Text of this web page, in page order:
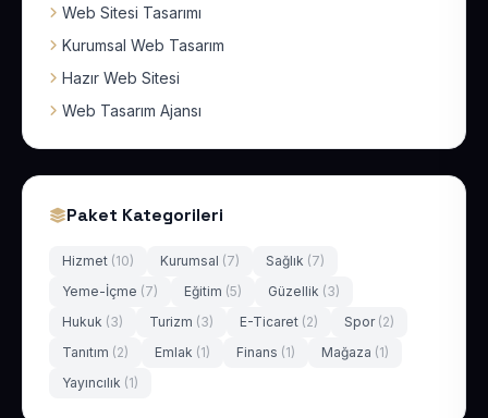
Web Sitesi Tasarımı
Kurumsal Web Tasarım
Hazır Web Sitesi
Web Tasarım Ajansı
Paket Kategorileri
Hizmet (10) Kurumsal (7) Sağlık (7)
Yeme-İçme (7) Eğitim (5) Güzellik (3)
Hukuk (3) Turizm (3) E-Ticaret (2) Spor (2)
Tanıtım (2) Emlak (1) Finans (1) Mağaza (1)
Yayıncılık (1)